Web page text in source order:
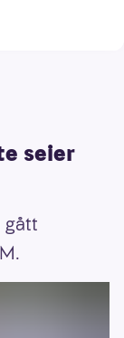
seier
gått